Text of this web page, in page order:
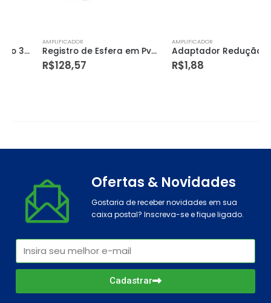
AMPLIFICADOR
Registro de Esfera em Pvc Roscável 2” – Amanco
128,57
AMPLIFICADOR
Adaptador Redução C 1 X 3/4″ Polietileno – Bianplast
1,88
Ofertas & Novidades
Gostaria de receber novidades em sua
caixa postal? Inscreva-se e fique ligado.
Cadastrar